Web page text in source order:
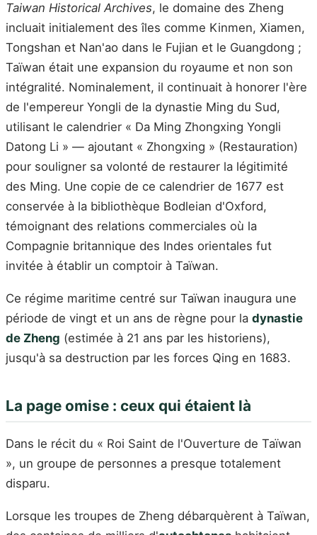
Taiwan Historical Archives, le domaine des Zheng
incluait initialement des îles comme Kinmen, Xiamen,
Tongshan et Nan'ao dans le Fujian et le Guangdong ;
Taïwan était une expansion du royaume et non son
intégralité. Nominalement, il continuait à honorer l'ère
de l'empereur Yongli de la dynastie Ming du Sud,
utilisant le calendrier « Da Ming Zhongxing Yongli
Datong Li » — ajoutant « Zhongxing » (Restauration)
pour souligner sa volonté de restaurer la légitimité
des Ming. Une copie de ce calendrier de 1677 est
conservée à la bibliothèque Bodleian d'Oxford,
témoignant des relations commerciales où la
Compagnie britannique des Indes orientales fut
invitée à établir un comptoir à Taïwan.
Ce régime maritime centré sur Taïwan inaugura une
période de vingt et un ans de règne pour la dynastie
de Zheng (estimée à 21 ans par les historiens),
jusqu'à sa destruction par les forces Qing en 1683.
La page omise : ceux qui étaient là
Dans le récit du « Roi Saint de l'Ouverture de Taïwan
», un groupe de personnes a presque totalement
disparu.
Lorsque les troupes de Zheng débarquèrent à Taïwan,